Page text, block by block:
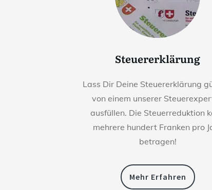
Steuererklärung
Lass Dir Deine Steuererklärung
von einem unserer
ausfüllen. Die Steuerreduktion
mehrere hundert Franken pro
betragen!
Mehr Erfahren